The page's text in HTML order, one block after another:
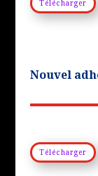
Télécharger
Nouvel
Télécharger